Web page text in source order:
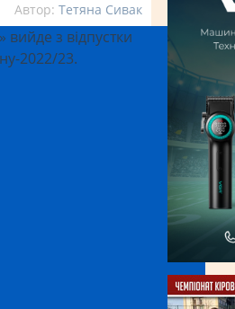
Автор: Тетяна Сивак
з відпустки
2022/23.